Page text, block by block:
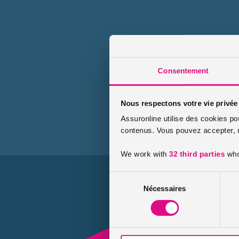
Consentement
Nous respectons votre vie privée
Assuronline utilise des cookies
contenus. Vous pouvez
We work with 32 third parties
consentement
Nécessaires